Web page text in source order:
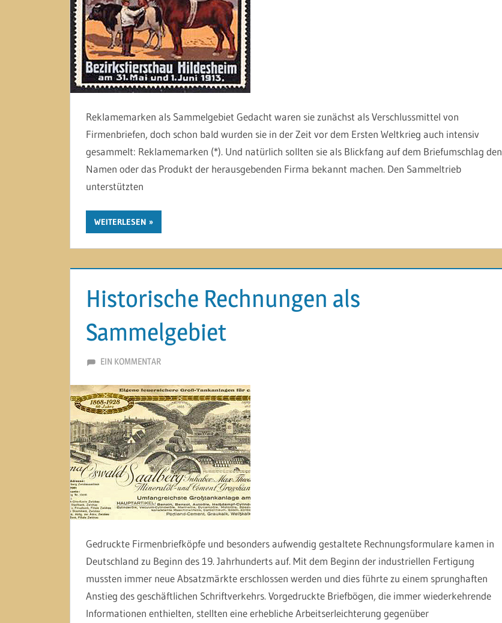
Reklamemarken als Sammelgebiet Gedacht waren sie zunächst als Verschlussmittel von
Firmenbriefen, doch schon bald wurden sie in der Zeit vor dem Ersten Weltkrieg auch intensiv
gesammelt: Reklamemarken (*). Und natürlich sollten sie als Blickfang auf dem Briefumschlag den
Namen oder das Produkt der herausgebenden Firma bekannt machen. Den Sammeltrieb
unterstützten
WEITERLESEN
Historische Rechnungen als
Sammelgebiet
5. AUGUST 2020
MARTINA BERG
EIN KOMMENTAR
Gedruckte Firmenbriefköpfe und besonders aufwendig gestaltete Rechnungsformulare kamen in
Deutschland zu Beginn des 19. Jahrhunderts auf. Mit dem Beginn der industriellen Fertigung
mussten immer neue Absatzmärkte erschlossen werden und dies führte zu einem sprunghaften
Anstieg des geschäftlichen Schriftverkehrs. Vorgedruckte Briefbögen, die immer wiederkehrende
Informationen enthielten, stellten eine erhebliche Arbeitserleichterung gegenüber